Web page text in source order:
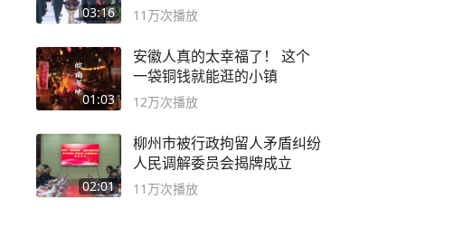
03:16 二团
11万次播放
01:03
安徽人真的太幸福了！ 这个
一袋铜钱就能逛的小镇
12万次播放
02:01
柳州市被行政拘留人矛盾纠纷
人民调解委员会揭牌成立
11万次播放